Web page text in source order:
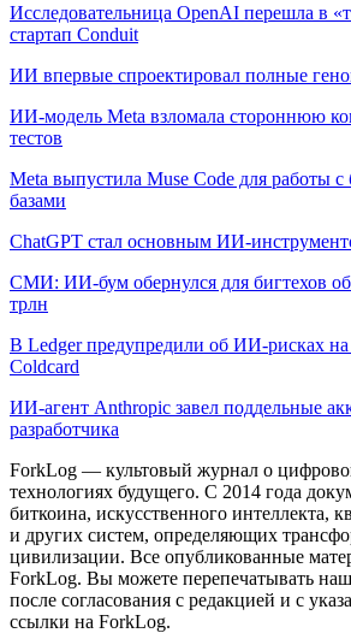
Исследовательница OpenAI перешла в
стартап Conduit
ИИ впервые спроектировал полные
ИИ-модель Meta взломала стороннюю
тестов
Meta выпустила Muse Code для работы
базами
ChatGPT стал основным ИИ-
СМИ: ИИ-бум обернулся для бигтехов
трлн
В Ledger предупредили об ИИ-рисках на
Coldcard
ИИ-агент Anthropic завел поддельные
разработчика
ForkLog — культовый журнал о
технологиях будущего. С 2014 года
биткоина, искусственного интеллекта,
и других систем, определяющих
цивилизации. Все опубликованные
ForkLog. Вы можете перепечатывать
после согласования с редакцией и с
ссылки на ForkLog.